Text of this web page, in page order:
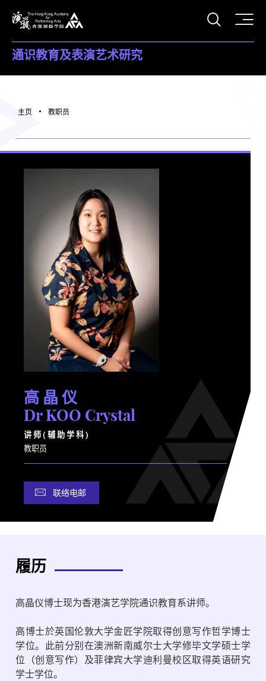
打开
通识教育及表演艺术研究
主页 教职员
高 晶 仪
Dr KOO Crystal
讲 师 ( 辅 助 学 科 )
教职员
联络电邮
履历
高晶仪博士现为香港演艺学院通识教育系讲师。
高博士於英国伦敦大学金匠学院取得创意写作哲学博士
学位。此前分别在澳洲新南威尔士大学修毕文学硕士学
位（创意写作）及菲律宾大学迪利曼校区取得英语研究
学士学位。